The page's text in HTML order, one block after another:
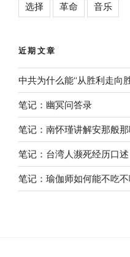
选择 革命 音乐
近期文章
中共为什么能“从胜利走向
笔记：幽冥问答录
笔记：南怀瑾讲解安那般
笔记：台湾人濒死经历口述
笔记：瑜伽师如何能不吃